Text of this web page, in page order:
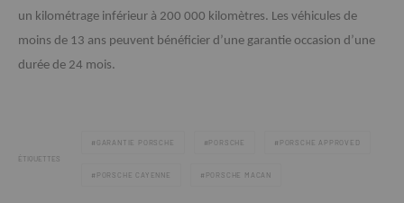
un kilométrage inférieur à 200 000 kilomètres. Les véhicules de
moins de 13 ans peuvent bénéficier d’une garantie occasion d’une
durée de 24 mois.
ÉTIQUETTES
GARANTIE PORSCHE PORSCHE PORSCHE APPROVED
PORSCHE CAYENNE PORSCHE MACAN